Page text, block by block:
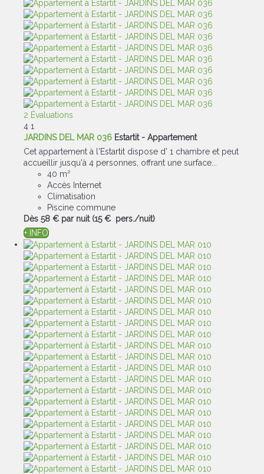
2 Évaluations
4 1
JARDINS DEL MAR 036 Estartit - Appartement
Cet appartement à l'Estartit dispose d' 1 chambre et peut
accueillir jusqu'à 4 personnes, offrant une surface...
40 m²
Accès Internet
Climatisation
Piscine commune
Dès 58 € par nuit (15 € pers./nuit)
+ INFO